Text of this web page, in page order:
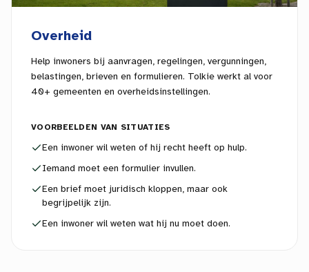
Overheid
Help inwoners bij aanvragen, regelingen, vergunningen,
belastingen, brieven en formulieren. Tolkie werkt al voor
40+ gemeenten en overheidsinstellingen.
VOORBEELDEN VAN SITUATIES
Een inwoner wil weten of hij recht heeft op hulp.
Iemand moet een formulier invullen.
Een brief moet juridisch kloppen, maar ook
begrijpelijk zijn.
Een inwoner wil weten wat hij nu moet doen.